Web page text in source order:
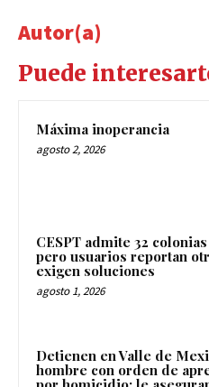
Autor(a)
Puede
Máxima inoperancia
agosto 2, 2026
CESPT admite 32
pero usuarios reportan
exigen soluciones
agosto 1, 2026
Detienen en Valle de
hombre con orden de